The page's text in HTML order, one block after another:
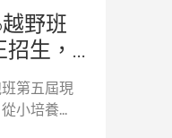
野班
招生，...
第五屆現
小培養...